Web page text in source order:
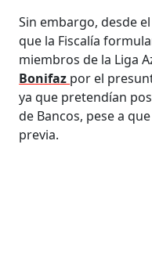
Sin embargo, desde
que la Fiscalía
miembros de la Liga
Bonifaz por el
ya que pretendían
de Bancos, pese a
previa.